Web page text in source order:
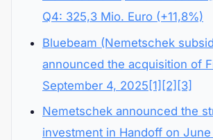
Q4: 325,3 Mio. Euro (+11,8%)
Bluebeam (Nemetschek
announced the acquisition of
September 4, 2025[1][2][3]
Nemetschek announced the
investment in Handoff on June